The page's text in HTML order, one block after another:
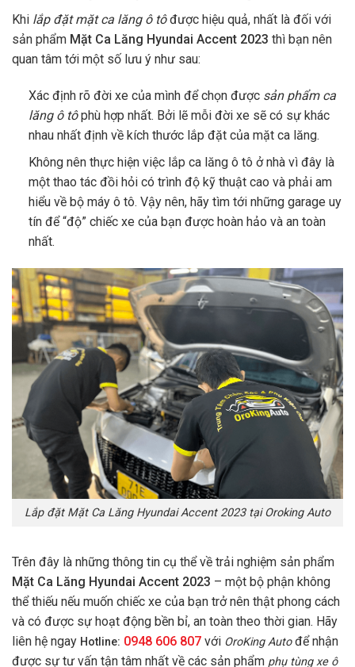
Khi lắp đặt mặt ca lăng ô tôđược hiệu quả, nhất là đối với
sản phẩm Mặt Ca Lăng Hyundai Accent 2023 thì bạn nên
quan tâm tới một số lưu ý như sau:
Xác định rõ đời xe của mình để chọn được sản phẩm ca
lăng ô tôphù hợp nhất. Bởi lẽ mỗi đời xe sẽ có sự khác
nhau nhất định về kích thước lắp đặt của mặt ca lăng.
Không nên thực hiện việc lắp ca lăng ô tô ở nhà vì đây là
một thao tác đồi hỏi có trình độ kỹ thuật cao và phải am
hiểu về bộ máy ô tô. Vậy nên, hãy tìm tới những garage uy
tín để “độ” chiếc xe của bạn được hoàn hảo và an toàn
nhất.
Lắp đặt Mặt Ca Lăng Hyundai Accent 2023 tại Oroking Auto
Trên đây là những thông tin cụ thể về trải nghiệm sản phẩm
Mặt Ca Lăng Hyundai Accent 2023 – một bộ phận không
thể thiếu nếu muốn chiếc xe của bạn trở nên thật phong cách
và có được sự hoạt động bền bỉ, an toàn theo thời gian. Hãy
liên hệ ngay Hotline: 0948 606 807 với OroKing Autođể nhận
được sự tư vấn tận tâm nhất về các sản phẩm phụ tùng xe ô